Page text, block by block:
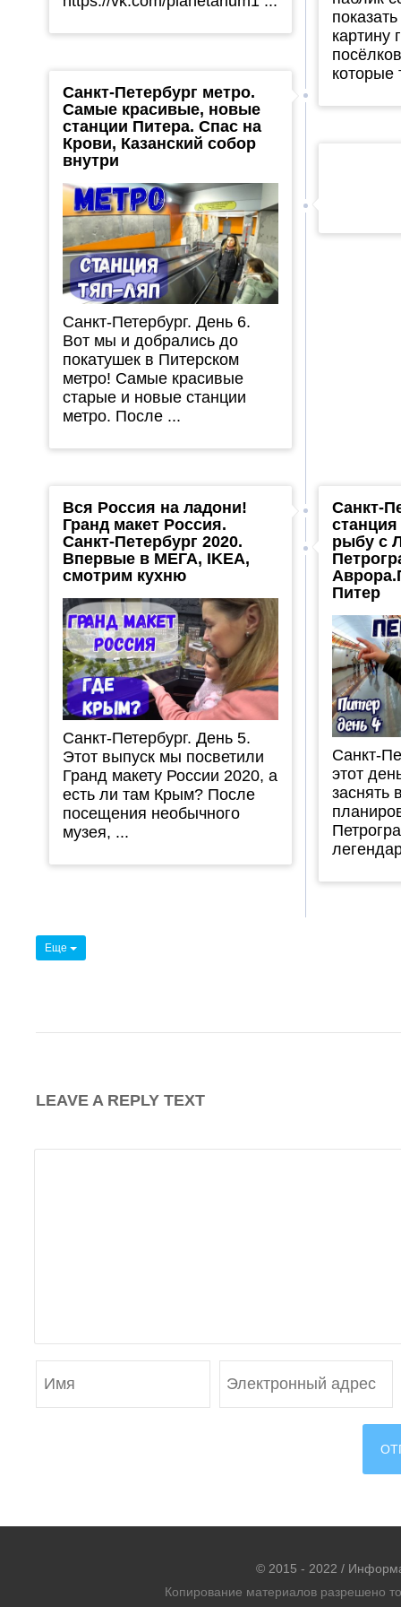
картину
которые
Санкт-Петербург метро.
Самые красивые, новые
станции Питера. Спас на
Крови, Казанский собор
внутри
Санкт-Петербург. День 6.
Вот мы и добрались до
покатушек в Питерском
метро! Самые красивые
старые и новые станции
метро. После ...
Вся Россия на ладони!
Гранд макет Россия.
Санкт-Петербург 2020.
Впервые в МЕГА, IKEA,
смотрим кухню
Санкт-Петербург. День 5.
Этот выпуск мы посветили
Гранд макету России 2020, а
есть ли там Крым? После
посещения необычного
музея, ...
Санкт-
рыбу с
Питер
Санкт-
этот
заснять
Еще
LEAVE A REPLY TEXT
© 2015 - 2022 /
Копирование материалов разрешено